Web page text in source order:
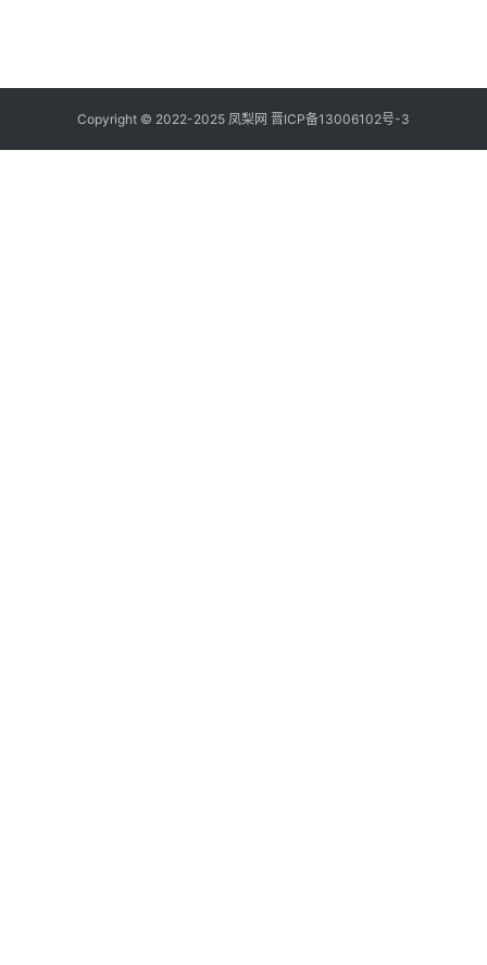
Copyright © 2022-2025 凤梨网 晋ICP备13006102号-3